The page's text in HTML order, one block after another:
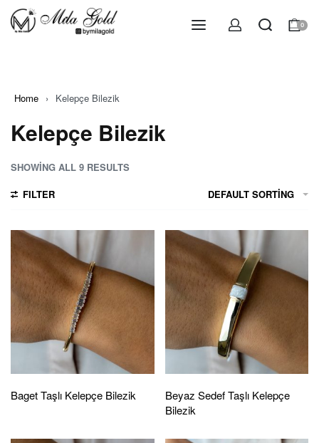
0
Home › Kelepçe Bilezik
Kelepçe Bilezik
SHOWING ALL 9 RESULTS
FILTER
DEFAULT SORTING
Baget Taşlı Kelepçe Bilezik
Beyaz Sedef Taşlı Kelepçe
Bilezik